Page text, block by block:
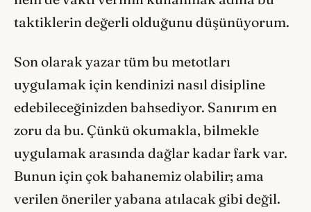
taktiklerin değerli olduğunu düşünüyorum.
Son olarak yazar tüm bu metotları
uygulamak için kendinizi nasıl disipline
edebileceğinizden bahsediyor. Sanırım en
zoru da bu. Çünkü okumakla, bilmekle
uygulamak arasında dağlar kadar fark var.
Bunun için çok bahanemiz olabilir; ama
verilen öneriler yabana atılacak gibi değil.